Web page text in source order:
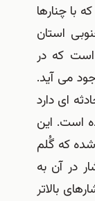
با چنارها
استان
که در
می آید.
ای دارد
است. این
که گُلم
در آن به
بالاتر